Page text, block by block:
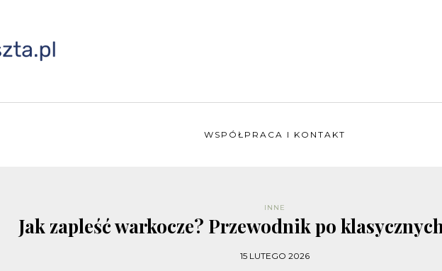
WSPÓŁPRACA I KONTAKT
INNE
Jak zapleść warkocze? Przewodnik po
15 LUTEGO 2026